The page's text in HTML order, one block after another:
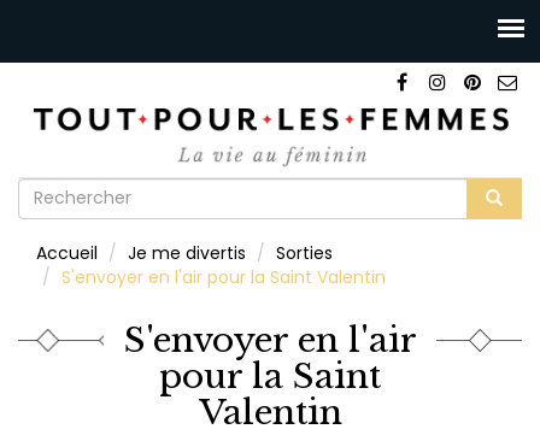
Formulaire
recherche
Accueil Je me divertis
Sorties
S'envoyer en l'air pour la Saint Valentin
S'envoyer en l'air
pour la Saint
Valentin